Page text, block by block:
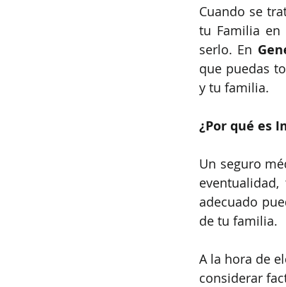
Cuando se
tu Familia en
serlo. En
que puedas
y tu familia.
¿Por qué es
Un seguro
adecuado
de tu familia.
A la hora de
considerar